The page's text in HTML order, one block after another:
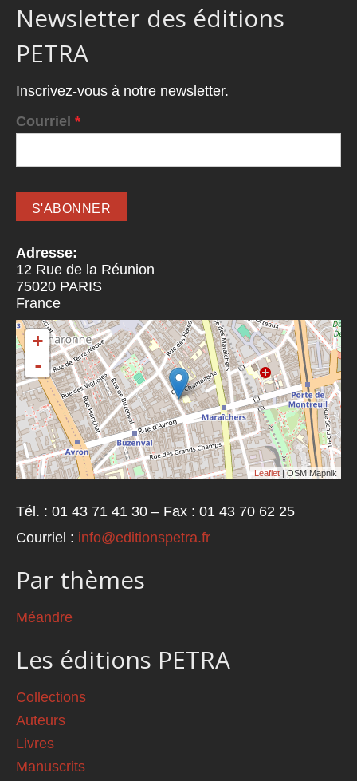
Newsletter des éditions
PETRA
Inscrivez-vous à notre newsletter.
Courriel *
Adresse:
12 Rue de la Réunion
75020 PARIS
France
+
-
Leaflet | OSM Mapnik
Tél. : 01 43 71 41 30 – Fax : 01 43 70 62 25
Courriel : info@editionspetra.fr
Par thèmes
Méandre
Les éditions PETRA
Collections
Auteurs
Livres
Manuscrits